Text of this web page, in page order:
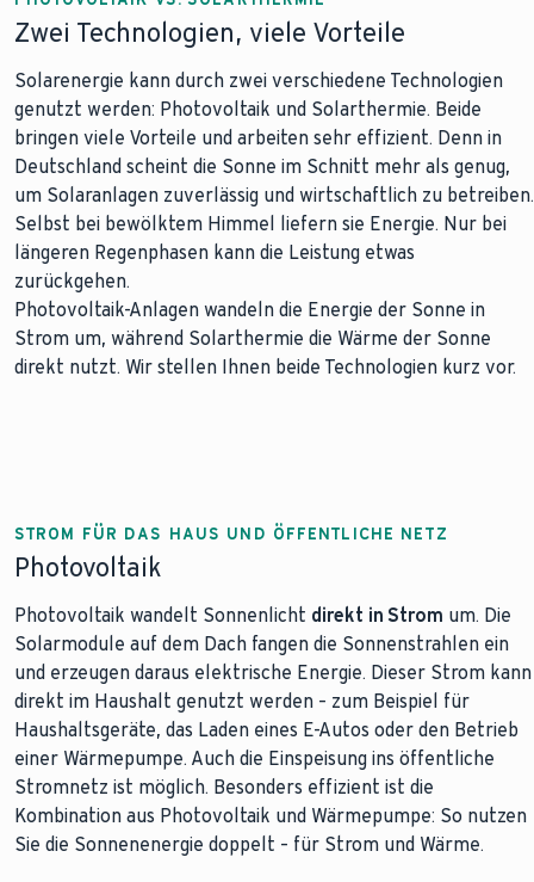
Zwei Technologien, viele Vorteile
Solarenergie kann durch zwei verschiedene Technologien
genutzt werden: Photovoltaik und Solarthermie. Beide
bringen viele Vorteile und arbeiten sehr effizient. Denn in
Deutschland scheint die Sonne im Schnitt mehr als genug,
um Solaranlagen zuverlässig und wirtschaftlich zu betreiben.
Selbst bei bewölktem Himmel liefern sie Energie. Nur bei
längeren Regenphasen kann die Leistung etwas
zurückgehen.
Photovoltaik-Anlagen wandeln die Energie der Sonne in
Strom um, während Solarthermie die Wärme der Sonne
direkt nutzt. Wir stellen Ihnen beide Technologien kurz vor.
STROM FÜR DAS HAUS UND ÖFFENTLICHE NETZ
Photovoltaik
Photovoltaik wandelt Sonnenlicht direkt in Strom um. Die
Solarmodule auf dem Dach fangen die Sonnenstrahlen ein
und erzeugen daraus elektrische Energie. Dieser Strom kann
direkt im Haushalt genutzt werden – zum Beispiel für
Haushaltsgeräte, das Laden eines E-Autos oder den Betrieb
einer Wärmepumpe. Auch die Einspeisung ins öffentliche
Stromnetz ist möglich. Besonders effizient ist die
Kombination aus Photovoltaik und Wärmepumpe: So nutzen
Sie die Sonnenenergie doppelt – für Strom und Wärme.